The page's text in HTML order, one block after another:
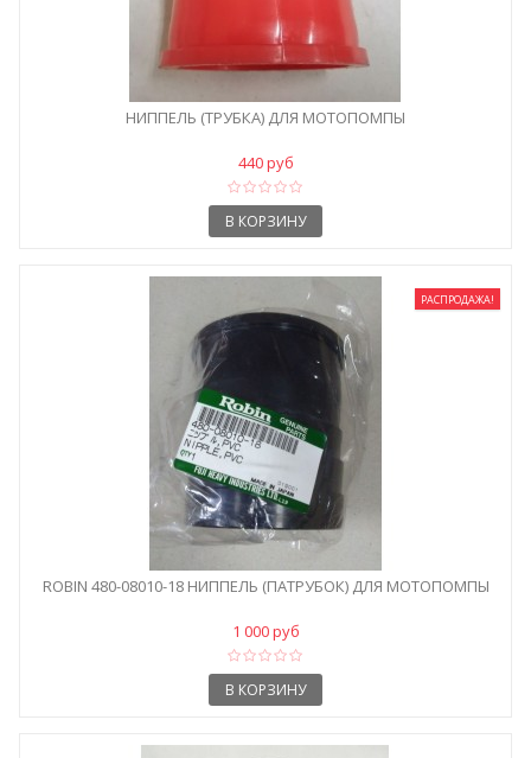
НИППЕЛЬ (ТРУБКА) ДЛЯ МОТОПОМПЫ
440 руб
В КОРЗИНУ
РАСПРОДАЖА!
ROBIN 480-08010-18 НИППЕЛЬ (ПАТРУБОК) ДЛЯ МОТОПОМПЫ
1 000 руб
В КОРЗИНУ